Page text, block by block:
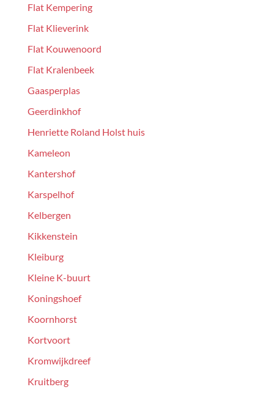
Flat Kempering
Flat Klieverink
Flat Kouwenoord
Flat Kralenbeek
Gaasperplas
Geerdinkhof
Henriette Roland Holst huis
Kameleon
Kantershof
Karspelhof
Kelbergen
Kikkenstein
Kleiburg
Kleine K-buurt
Koningshoef
Koornhorst
Kortvoort
Kromwijkdreef
Kruitberg